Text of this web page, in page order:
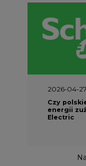
2026-04-
Czy
energii
Electric